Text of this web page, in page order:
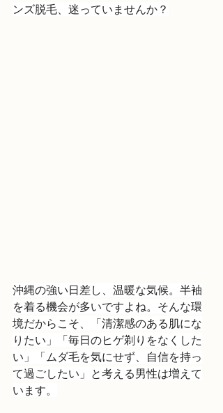
ンズ脱毛、迷っていませんか？
沖縄の強い日差し、温暖な気候。半袖
を着る機会が多いですよね。そんな環
境だからこそ、「清潔感のある肌にな
りたい」「毎日のヒゲ剃りをなくした
い」「ムダ毛を気にせず、自信を持っ
て過ごしたい」と考える男性は増えて
います。